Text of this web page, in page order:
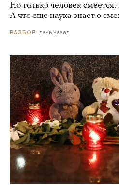
Но только человек
А что еще наука знает о
РАЗБОР день назад